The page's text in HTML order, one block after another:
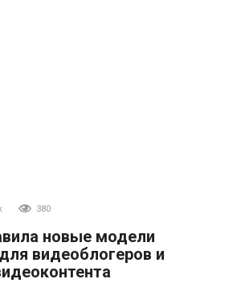
380
новые модели
видеоблогеров и